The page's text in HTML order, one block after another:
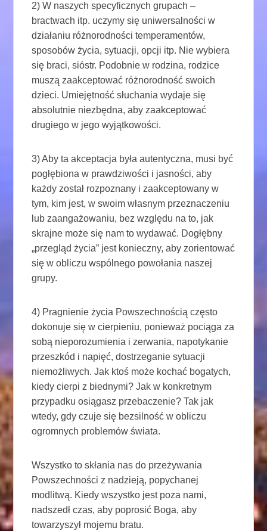
2) W naszych specyficznych grupach –
bractwach itp. uczymy się uniwersalności w
działaniu różnorodności temperamentów,
sposobów życia, sytuacji, opcji itp. Nie wybiera
się braci, sióstr. Podobnie w rodzina, rodzice
muszą zaakceptować różnorodność swoich
dzieci. Umiejętność słuchania wydaje się
absolutnie niezbędna, aby zaakceptować
drugiego w jego wyjątkowości.
3) Aby ta akceptacja była autentyczna, musi być
pogłębiona w prawdziwości i jasności, aby
każdy został rozpoznany i zaakceptowany w
tym, kim jest, w swoim własnym przeznaczeniu
lub zaangażowaniu, bez względu na to, jak
skrajne może się nam to wydawać. Dogłębny
„przegląd życia” jest konieczny, aby zorientować
się w obliczu wspólnego powołania naszej
grupy.
4) Pragnienie życia Powszechnością często
dokonuje się w cierpieniu, ponieważ pociąga za
sobą nieporozumienia i zerwania, napotykanie
przeszkód i napięć, dostrzeganie sytuacji
niemożliwych. Jak ktoś może kochać bogatych,
kiedy cierpi z biednymi? Jak w konkretnym
przypadku osiągasz przebaczenie? Tak jak
wtedy, gdy czuje się bezsilność w obliczu
ogromnych problemów świata.
Wszystko to skłania nas do przeżywania
Powszechności z nadzieją, popychanej
modlitwą. Kiedy wszystko jest poza nami,
nadszedł czas, aby poprosić Boga, aby
towarzyszył mojemu bratu.